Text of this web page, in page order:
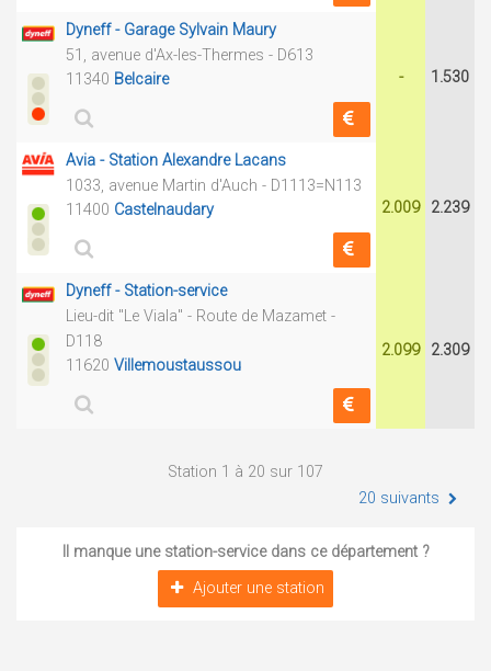
Dyneff - Garage Sylvain Maury
51, avenue d'Ax-les-Thermes - D613
11340 Belcaire - 1.530
Avia - Station Alexandre Lacans
1033, avenue Martin d'Auch - D1113=N113
11400 Castelnaudary 2.009 2.239
Dyneff - Station-service
Lieu-dit "Le Viala" - Route de Mazamet -
D118
11620 Villemoustaussou
2.099 2.309
Station 1 à 20 sur 107
20 suivants
Il manque une station-service dans ce département ?
Ajouter une station